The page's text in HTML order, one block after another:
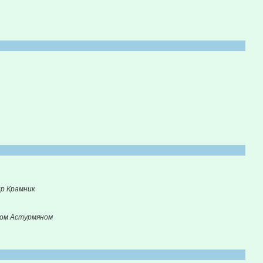
Крамник
Астурмяном